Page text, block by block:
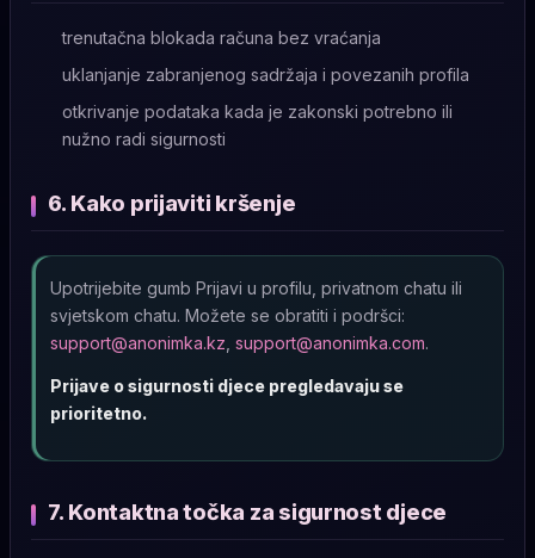
trenutačna blokada računa bez vraćanja
uklanjanje zabranjenog sadržaja i povezanih profila
otkrivanje podataka kada je zakonski potrebno ili
nužno radi sigurnosti
6. Kako prijaviti kršenje
Upotrijebite gumb Prijavi u profilu, privatnom chatu ili
svjetskom chatu. Možete se obratiti i podršci:
support@anonimka.kz support@anonimka.com.
Prijave o sigurnosti djece pregledavaju se
prioritetno.
7. Kontaktna točka za sigurnost djece